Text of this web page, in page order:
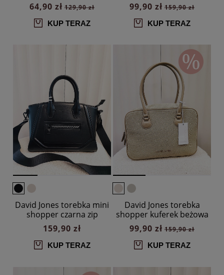
64,90 zł 129,90 zł
KUP TERAZ
99,90 zł 159,90 zł
KUP TERAZ
David Jones torebka mini
shopper czarna zip
159,90 zł
KUP TERAZ
David Jones torebka
shopper kuferek beżowa
99,90 zł 159,90 zł
KUP TERAZ